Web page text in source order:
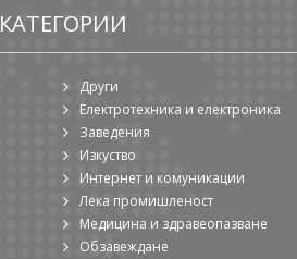
КАТЕГОРИИ
Други
Електротехника и електроника
Заведения
Изкуство
Интернет и комуникации
Лека промишленост
Медицина и здравеопазване
Обзавеждане